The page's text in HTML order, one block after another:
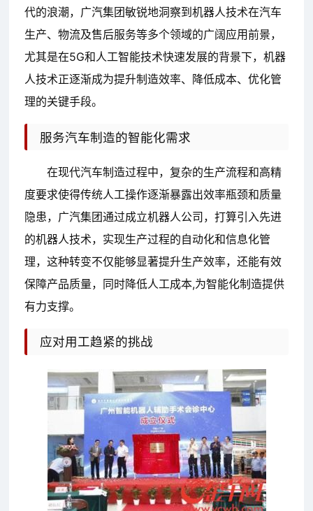
代的浪潮，广汽集团敏锐地洞察到机器人技术在汽车
生产、物流及售后服务等多个领域的广阔应用前景，
尤其是在5G和人工智能技术快速发展的背景下，机器
人技术正逐渐成为提升制造效率、降低成本、优化管
理的关键手段。
服务汽车制造的智能化需求
在现代汽车制造过程中，复杂的生产流程和高精
度要求使得传统人工操作逐渐暴露出效率瓶颈和质量
隐患，广汽集团通过成立机器人公司，打算引入先进
的机器人技术，实现生产过程的自动化和信息化管
理，这种转变不仅能够显著提升生产效率，还能有效
保障产品质量，同时降低人工成本,为智能化制造提供
有力支撑。
应对用工趋紧的挑战